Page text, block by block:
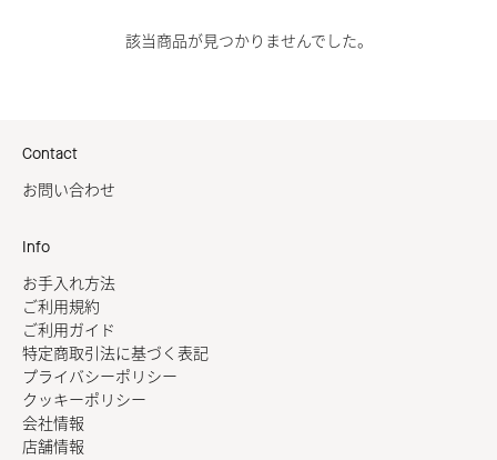
該当商品が見つかりませんでした。
Contact
お問い合わせ
Info
お手入れ方法
ご利用規約
ご利用ガイド
特定商取引法に基づく表記
プライバシーポリシー
クッキーポリシー
会社情報
店舗情報